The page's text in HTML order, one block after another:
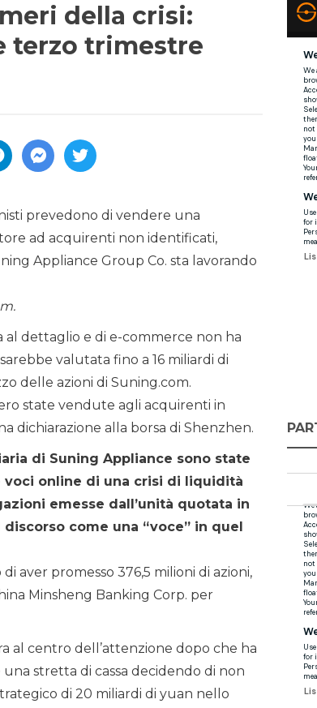
della crisi:
terzo trimestre
prevedono di vendere una
ad acquirenti non identificati,
Appliance Group Co. sta lavorando
al dettaglio e di e-commerce non ha
valutata fino a 16 miliardi di
delle azioni di Suning.com.
state vendute agli acquirenti in
dichiarazione alla borsa di Shenzhen.
di Suning Appliance sono state
voci online di una crisi di liquidità
emesse dall’unità quotata in
come una “voce” in quel
aver promesso 376,5 milioni di azioni,
Minsheng Banking Corp. per
al centro dell’attenzione dopo che ha
stretta di cassa decidendo di non
di 20 miliardi di yuan nello